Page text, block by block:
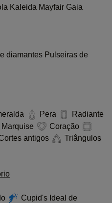
Kaleida Mayfair Gaia
diamantes Pulseiras de
Pera
Radiante
Marquise
Coração
antigos
Triângulos
Cupid's Ideal de